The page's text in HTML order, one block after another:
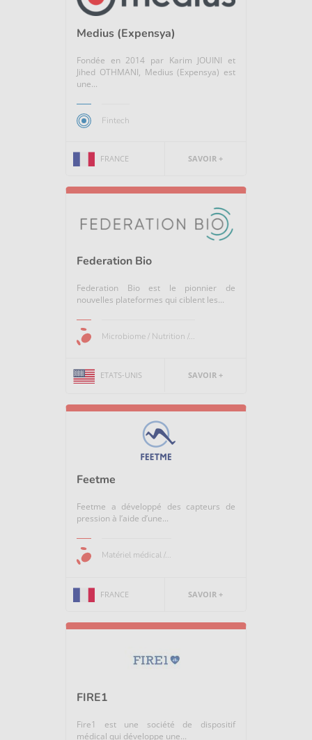
Medius (Expensya)
Fondée en 2014 par Karim JOUINI et
Jihed OTHMANI, Medius (Expensya) est
une...
Fintech
FRANCE SAVOIR +
Federation Bio
Federation Bio est le pionnier de
nouvelles plateformes qui ciblent les...
Microbiome / Nutrition /...
ETATS-UNIS SAVOIR +
Feetme
Feetme a développé des capteurs de
pression à l’aide d’une...
Matériel médical /...
FRANCE SAVOIR +
FIRE1
Fire1 est une société de dispositif
médical qui développe une...